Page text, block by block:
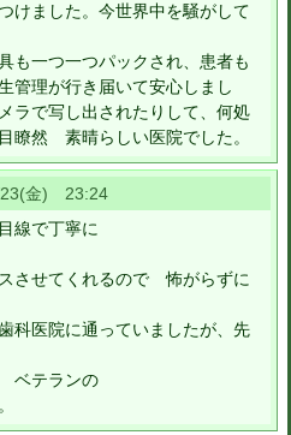
けました。今世界中を騒がして
も一つ一つパックされ、患者も
管理が行き届いて安心しまし
ラで写し出されたりして、何処
瞭然 素晴らしい医院でした。
金) 23:24
線で丁寧に
せてくれるので 怖がらずに
科医院に通っていましたが、先
ベテランの